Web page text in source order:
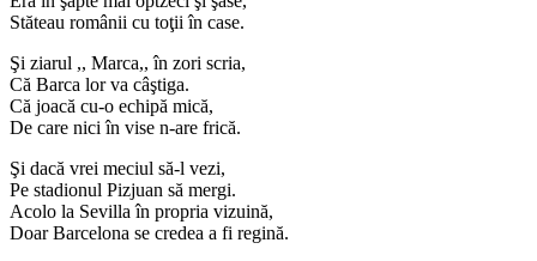
Stăteau românii cu toţii în case.
Şi ziarul ,, Marca,, în zori scria,
Că Barca lor va câştiga.
Că joacă cu-o echipă mică,
De care nici în vise n-are frică.
Şi dacă vrei meciul să-l vezi,
Pe stadionul Pizjuan să mergi.
Acolo la Sevilla în propria vizuină,
Doar Barcelona se credea a fi regină.